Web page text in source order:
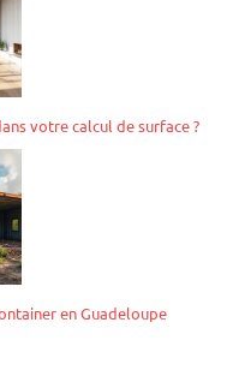
votre calcul de surface ?
en Guadeloupe